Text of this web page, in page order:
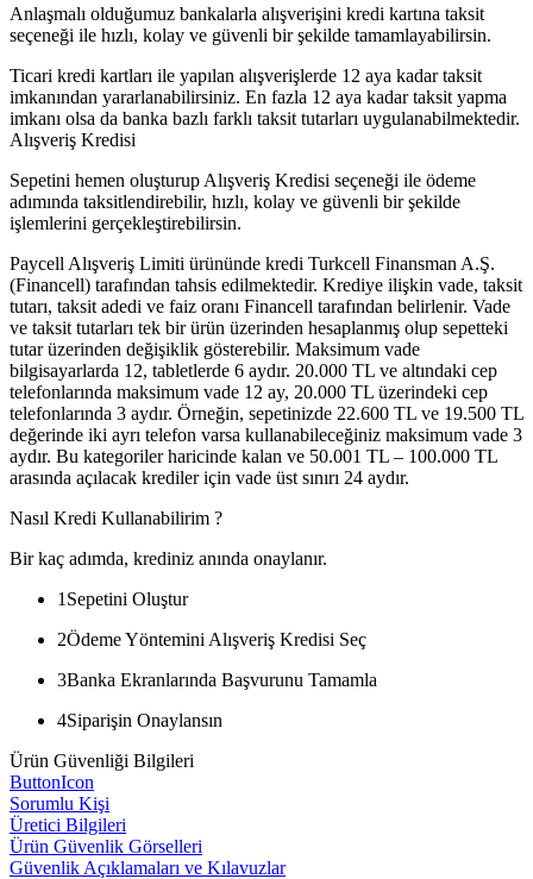
Anlaşmalı olduğumuz bankalarla alışverişini kredi kartına taksit
seçeneği ile hızlı, kolay ve güvenli bir şekilde tamamlayabilirsin.
Ticari kredi kartları ile yapılan alışverişlerde 12 aya kadar taksit
imkanından yararlanabilirsiniz. En fazla 12 aya kadar taksit yapma
imkanı olsa da banka bazlı farklı taksit tutarları uygulanabilmektedir.
Alışveriş Kredisi
Sepetini hemen oluşturup Alışveriş Kredisi seçeneği ile ödeme
adımında taksitlendirebilir, hızlı, kolay ve güvenli bir şekilde
işlemlerini gerçekleştirebilirsin.
Paycell Alışveriş Limiti ürününde kredi Turkcell Finansman A.Ş.
(Financell) tarafından tahsis edilmektedir. Krediye ilişkin vade, taksit
tutarı, taksit adedi ve faiz oranı Financell tarafından belirlenir. Vade
ve taksit tutarları tek bir ürün üzerinden hesaplanmış olup sepetteki
tutar üzerinden değişiklik gösterebilir. Maksimum vade
bilgisayarlarda 12, tabletlerde 6 aydır. 20.000 TL ve altındaki cep
telefonlarında maksimum vade 12 ay, 20.000 TL üzerindeki cep
telefonlarında 3 aydır. Örneğin, sepetinizde 22.600 TL ve 19.500 TL
değerinde iki ayrı telefon varsa kullanabileceğiniz maksimum vade 3
aydır. Bu kategoriler haricinde kalan ve 50.001 TL – 100.000 TL
arasında açılacak krediler için vade üst sınırı 24 aydır.
Nasıl Kredi Kullanabilirim ?
Bir kaç adımda, krediniz anında onaylanır.
1 Sepetini Oluştur
2Ödeme Yöntemini Alışveriş Kredisi Seç
3Banka Ekranlarında Başvurunu Tamamla
4Siparişin Onaylansın
Ürün Güvenliği Bilgileri
ButtonIcon
Sorumlu Kişi
Üretici Bilgileri
Ürün Güvenlik Görselleri
Güvenlik Açıklamaları ve Kılavuzlar